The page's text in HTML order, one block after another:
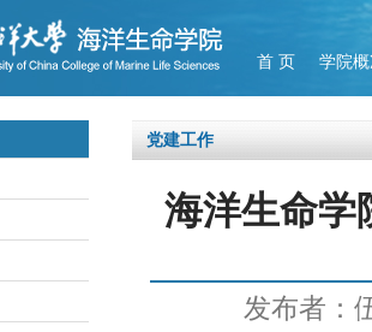
首 页 学院
党建工作
海洋生命学
发布者：